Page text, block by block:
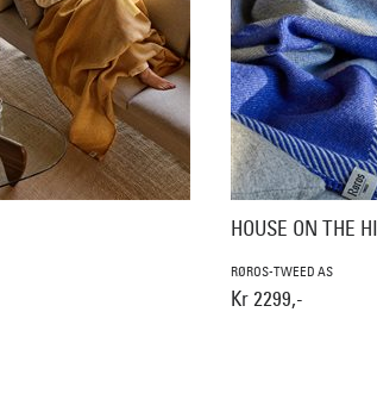
HOUSE ON THE
RØROS-TWEED AS
Kr 2299,-